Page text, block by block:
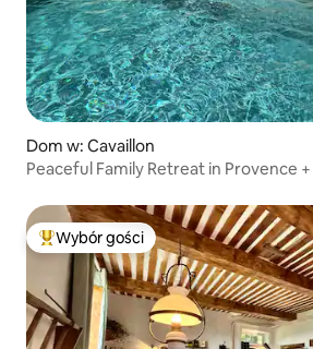
Dom w: Cavaillon
Peaceful Family Retreat in Provence
Najpopularniejsze z kategorii Wybór
Wybór gości